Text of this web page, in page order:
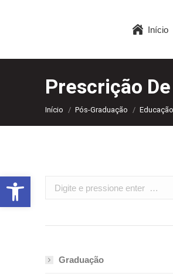
Início
Prescrição
Você está aqui:
Início Pós-Graduação Educação
Search:
Graduação
Abrir a barra de